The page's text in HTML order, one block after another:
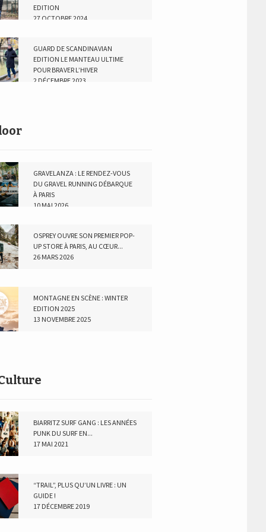
EDITION
27 OCTOBRE 2024
GUARD DE SCANDINAVIAN
EDITION LE MANTEAU ULTIME
POUR BRAVER L’HIVER
2 DÉCEMBRE 2023
GRAVELANZA : LE RENDEZ-VOUS
DU GRAVEL RUNNING DÉBARQUE
À PARIS
10 MAI 2026
OSPREY OUVRE SON PREMIER POP-
UP STORE À PARIS, AU CŒUR...
26 MARS 2026
MONTAGNE EN SCÈNE : WINTER
EDITION 2025
13 NOVEMBRE 2025
BIARRITZ SURF GANG : LES ANNÉES
PUNK DU SURF EN...
17 MAI 2021
“TRAIL”, PLUS QU’UN LIVRE : UN
GUIDE !
17 DÉCEMBRE 2019